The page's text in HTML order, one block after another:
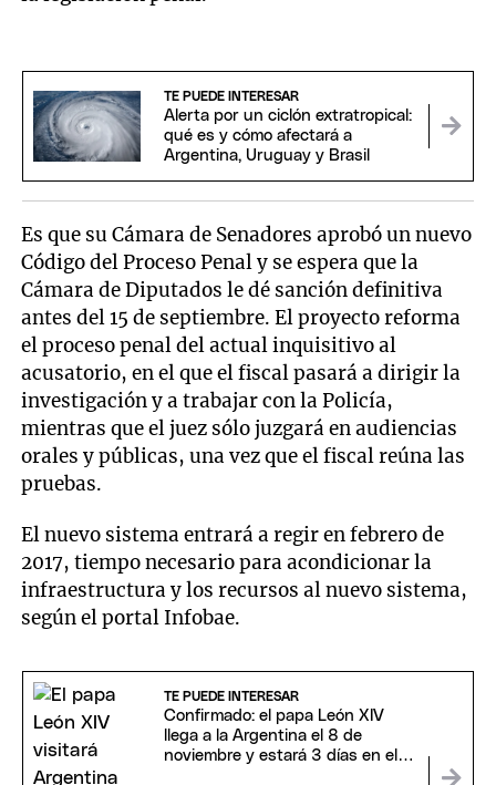
TE PUEDE INTERESAR
Alerta por un ciclón extratropical:
qué es y cómo afectará a
Argentina, Uruguay y Brasil
Es que su Cámara de Senadores aprobó un nuevo
Código del Proceso Penal y se espera que la
Cámara de Diputados le dé sanción definitiva
antes del 15 de septiembre. El proyecto reforma
el proceso penal del actual inquisitivo al
acusatorio, en el que el fiscal pasará a dirigir la
investigación y a trabajar con la Policía,
mientras que el juez sólo juzgará en audiencias
orales y públicas, una vez que el fiscal reúna las
pruebas.
El nuevo sistema entrará a regir en febrero de
2017, tiempo necesario para acondicionar la
infraestructura y los recursos al nuevo sistema,
según el portal Infobae.
TE PUEDE INTERESAR
Confirmado: el papa León XIV
llega a la Argentina el 8 de
noviembre y estará 3 días en el